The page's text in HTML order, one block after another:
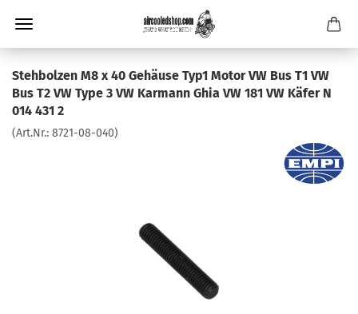
Stehbolzen M8 x 40 Gehäuse Typ1 Motor VW Bus T1 VW
Bus T2 VW Type 3 VW Karmann Ghia VW 181 VW Käfer N
014 431 2
(Art.Nr.: 8721-08-040)